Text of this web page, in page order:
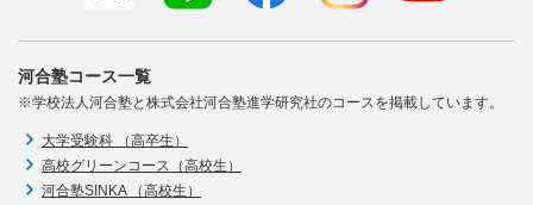
河合塾コース一覧
※学校法人河合塾と株式会社河合塾進学研究社のコースを掲載しています。
大学受験科 （高卒生）
高校グリーンコース（高校生）
河合塾SINKA （高校生）